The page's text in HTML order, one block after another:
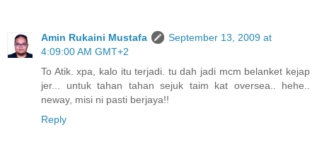
Amin Rukaini Mustafa
September 13, 2009 at
4:09:00 AM GMT+2
To Atik. xpa, kalo itu terjadi. tu dah jadi mcm belanket kejap
jer... untuk tahan tahan sejuk taim kat oversea.. hehe..
neway, misi ni pasti berjaya!!
Reply